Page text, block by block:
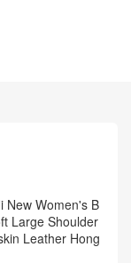
中國大陸官方網
Fendi graphy鏈